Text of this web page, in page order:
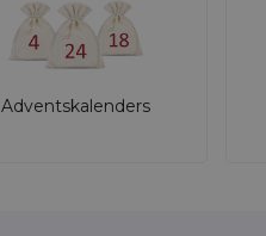
Adventskalenders